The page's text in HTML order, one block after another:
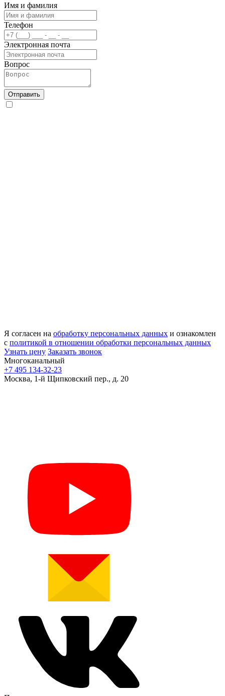
Имя и фамилия
Телефон
Электронная почта
Вопрос
Отправить
Я согласен на обработку персональных данных и ознакомлен
с политикой в отношении обработки персональных данных
Узнать цену Заказать звонок
Многоканальный
+7 495 134-32-23
Москва, 1-й Щипковский пер., д. 20